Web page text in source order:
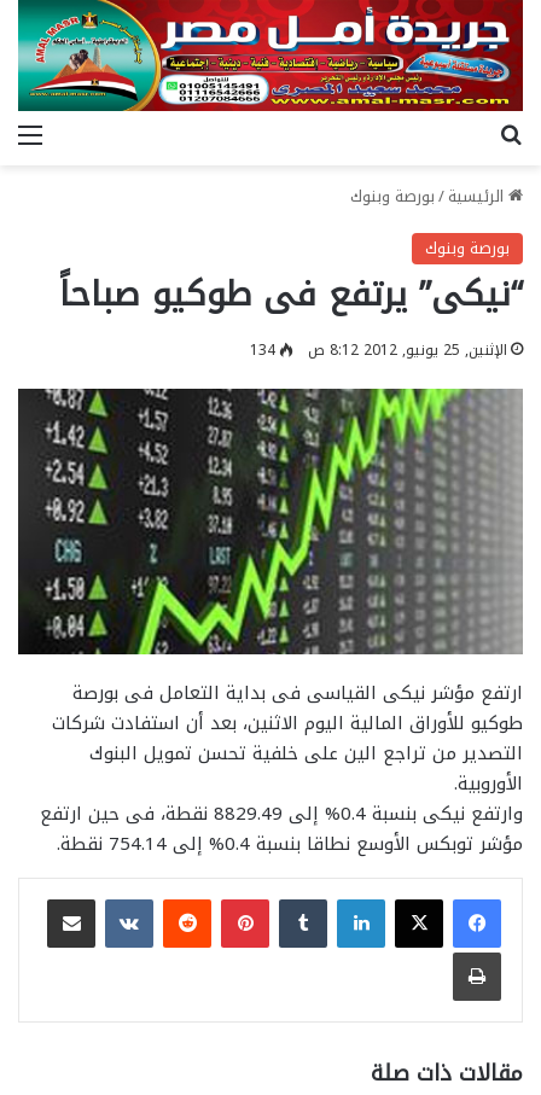
الرئيسية/بورصة وبنوك
بورصة وبنوك
“نيكى” يرتفع فى طوكيو صباحاً
الإثنين, 25 يونيو, 2012 8:12 ص 134
ارتفع مؤشر نيكى القياسى فى بداية التعامل فى بورصة
طوكيو للأوراق المالية اليوم الاثنين، بعد أن استفادت شركات
التصدير من تراجع الين على خلفية تحسن تمويل البنوك
الأوروبية.
وارتفع نيكى بنسبة 0.4% إلى 8829.49 نقطة، فى حين ارتفع
مؤشر توبكس الأوسع نطاقا بنسبة 0.4% إلى 754.14 نقطة.
لينكدإن بينتيريست
مشاركة عبر البريد
طباعة
مقالات ذات صلة